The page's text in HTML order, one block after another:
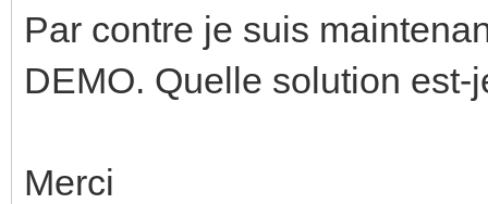
Par contre je suis
DEMO. Quelle solution est-
Merci